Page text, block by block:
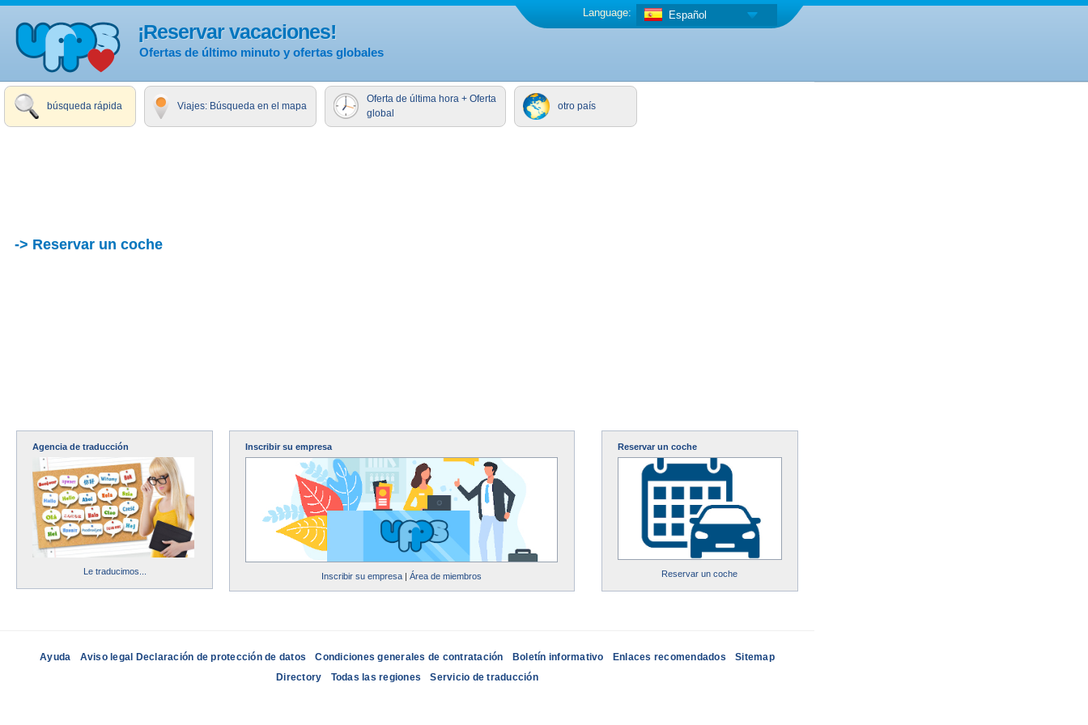
¡Reservar vacaciones!
Ofertas de último minuto y ofertas globales
Español
Language:
búsqueda rápida Viajes: Búsqueda en el mapa
Oferta de última hora + Oferta
global
otro país
-> Reservar un coche
Agencia de traducción
Le traducimos...
Inscribir su empresa
Inscribir su empresa |Área de miembros
Reservar un coche
Reservar un coche
Ayuda Aviso legal Declaración de protección de datos Condiciones generales de contratación Boletín informativo Enlaces recomendados
Sitemap
Directory
Todas las regiones Servicio de traducción